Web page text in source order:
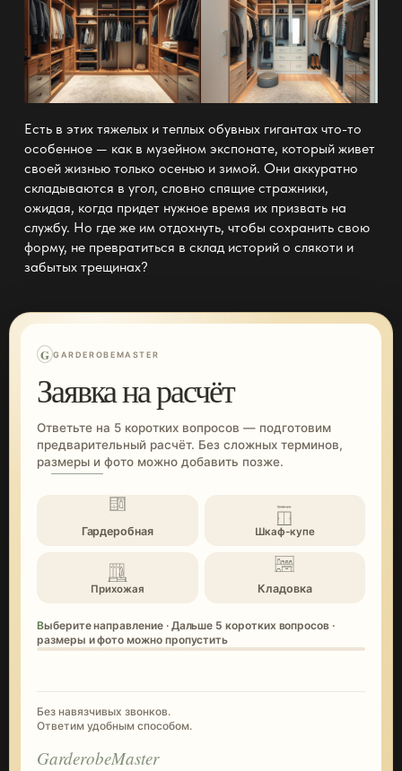
Есть в этих тяжелых и теплых обувных гигантах что-то
особенное — как в музейном экспонате, который живет
своей жизнью только осенью и зимой. Они аккуратно
складываются в угол, словно спящие стражники,
ожидая, когда придет нужное время их призвать на
службу. Но где же им отдохнуть, чтобы сохранить свою
форму, не превратиться в склад историй о слякоти и
забытых трещинах?
G GARDEROBEMASTER
Заявка на расчёт
Ответьте на 5 коротких вопросов — подготовим
предварительный расчёт. Без сложных терминов,
размеры и фото можно добавить позже.
Гардеробная Шкаф-купе
Прихожая Кладовка
Выберите направление · Дальше 5 коротких вопросов ·
размеры и фото можно пропустить
Без навязчивых звонков.
Ответим удобным способом.
GarderobeMaster